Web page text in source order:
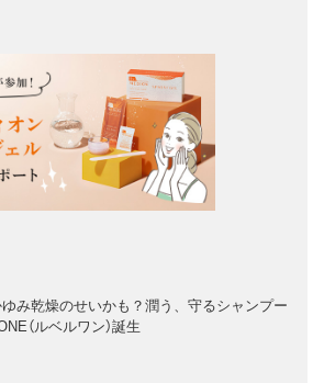
み乾燥のせいかも？潤う、守るシャンプー
（ルベルワン）誕生